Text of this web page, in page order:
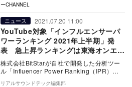
ーCHANNEL
ニュース 2021.07.20 11:00
YouTube対象「インフルエンサーパ
ワーランキング 2021年上半期」発
表 急上昇ランキングは東海オンエア
が圧巻の一位
株式会社BitStarが自社で開発した分析ツー
ル「Influencer Power Ranking（IPR）」
のデータに基づき、…
リアルサウンドテック編集部